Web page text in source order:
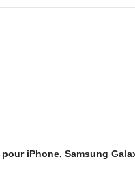
iPhone, Samsung